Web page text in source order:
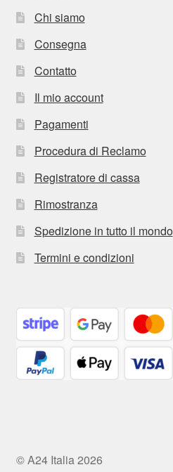
Chi siamo
Consegna
Contatto
Il mio account
Pagamenti
Procedura di Reclamo
Registratore di cassa
Rimostranza
Spedizione in tutto il mondo
Termini e condizioni
© A24 Italia 2026